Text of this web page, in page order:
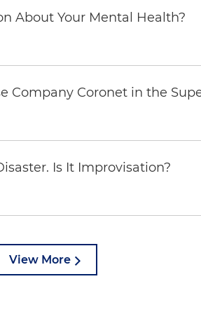
About Your Mental Health?
Company Coronet in the
Is It Improvisation?
View More